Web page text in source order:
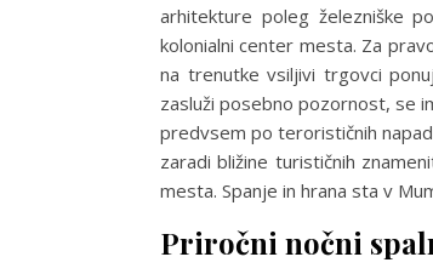
arhitekture poleg železniške
kolonialni center mesta. Za
na trenutke vsiljivi trgovci
zasluži posebno pozornost, se
predvsem po terorističnih
zaradi bližine turističnih
mesta. Spanje in hrana sta v
Priročni nočni